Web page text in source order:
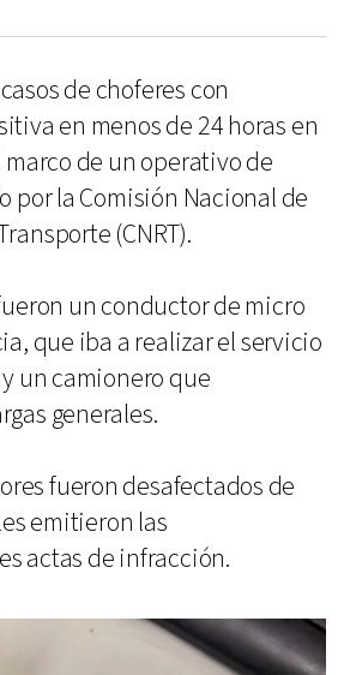
de choferes con
en menos de 24 horas en
marco de un operativo de
por la Comisión Nacional de
(CNRT).
un conductor de micro
que iba a realizar el servicio
un camionero que
generales.
fueron desafectados de
emitieron las
actas de infracción.